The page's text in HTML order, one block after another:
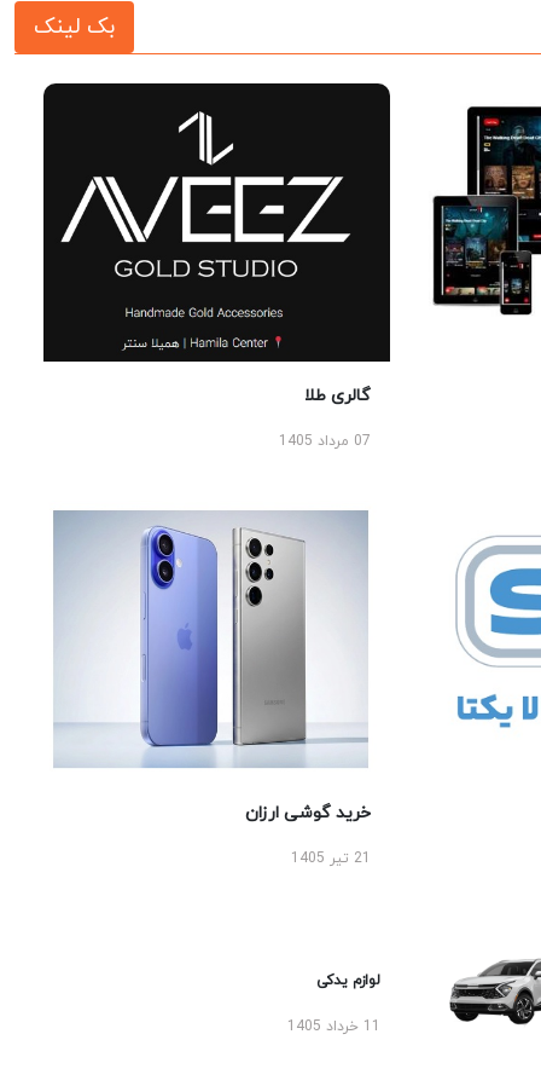
بک لینک
گالری طلا
07 مرداد 1405
خرید گوشی ارزان
لوازم یدکی